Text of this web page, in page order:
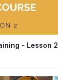
- Lesson 2